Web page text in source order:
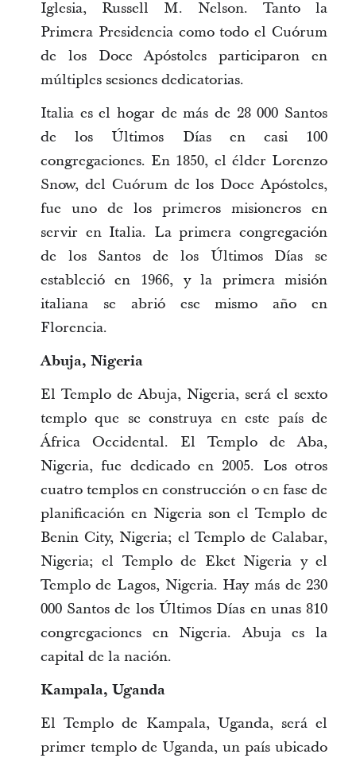
Iglesia, Russell M. Nelson. Tanto la
Primera Presidencia como todo el Cuórum
de los Doce Apóstoles participaron en
múltiples sesiones dedicatorias.
Italia es el hogar de más de 28 000 Santos
de los Últimos Días en casi 100
congregaciones. En 1850, el élder Lorenzo
Snow, del Cuórum de los Doce Apóstoles,
fue uno de los primeros misioneros en
servir en Italia. La primera congregación
de los Santos de los Últimos Días se
estableció en 1966, y la primera misión
italiana se abrió ese mismo año en
Florencia.
Abuja, Nigeria
El Templo de Abuja, Nigeria, será el sexto
templo que se construya en este país de
África Occidental. El Templo de Aba,
Nigeria, fue dedicado en 2005. Los otros
cuatro templos en construcción o en fase de
planificación en Nigeria son el Templo de
Benin City, Nigeria; el Templo de Calabar,
Nigeria; el Templo de Eket Nigeria y el
Templo de Lagos, Nigeria. Hay más de 230
000 Santos de los Últimos Días en unas 810
congregaciones en Nigeria. Abuja es la
capital de la nación.
Kampala, Uganda
El Templo de Kampala, Uganda, será el
primer templo de Uganda, un país ubicado